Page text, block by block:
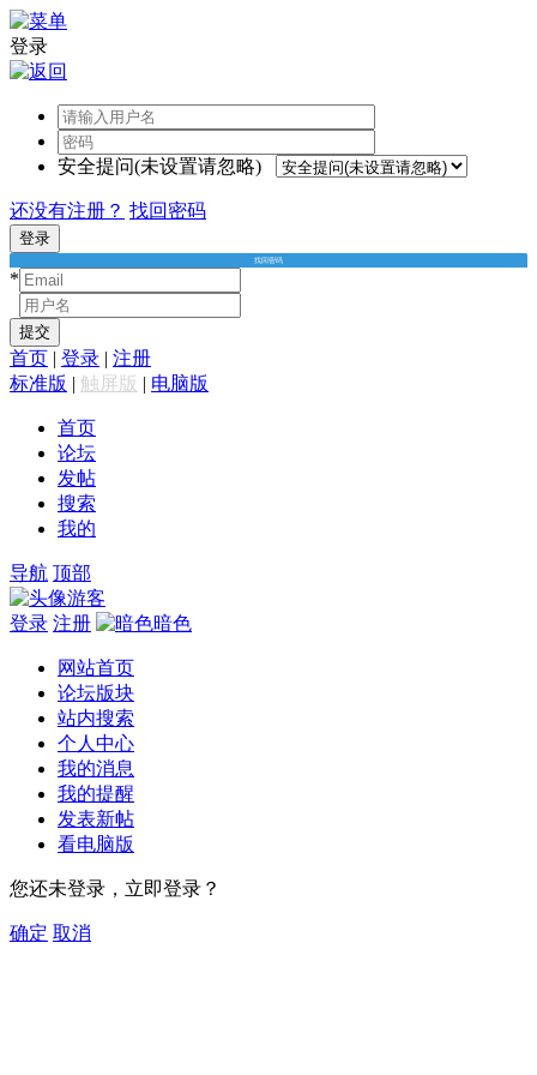
登录
安全提问(未设置请忽略)
还没有注册？ 找回密码
登录
找回密码
*
提交
首页 | 登录 | 注册
标准版 | 触屏版 | 电脑版
首页
论坛
发帖
搜索
我的
导航 顶部
游客
登录 注册 暗色
网站首页
论坛版块
站内搜索
个人中心
我的消息
我的提醒
发表新帖
看电脑版
您还未登录，立即登录？
确定 取消